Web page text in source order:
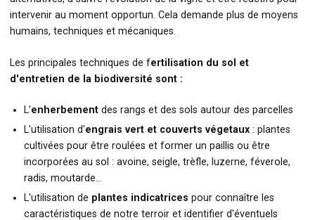
intervenir au moment opportun. Cela demande plus de moyens
humains, techniques et mécaniques.
Les principales techniques de fertilisation du sol et
d'entretien de la biodiversité sont :
L'enherbementdes rangs et des sols autour des parcelles
L'utilisation d'engrais vert et couverts végetaux: plantes
cultivées pour être roulées et former un paillis ou être
incorporées au sol : avoine, seigle, trèfle, luzerne, féverole,
radis, moutarde...
L'utilisation de plantes indicatrices pour connaître les
caractéristiques de notre terroir et identifier d'éventuels